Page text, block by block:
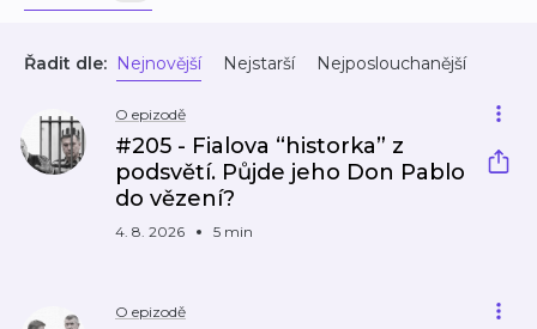
Řadit dle: Nejnovější Nejstarší Nejposlouchanější
O epizodě
#205 - Fialova “historka” z
podsvětí. Půjde jeho Don Pablo
do vězení?
4. 8. 2026 5 min
O epizodě